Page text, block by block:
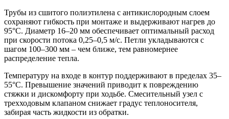
Трубы из сшитого полиэтилена с антикислородным слоем
сохраняют гибкость при монтаже и выдерживают нагрев до
95°C. Диаметр 16–20 мм обеспечивает оптимальный расход
при скорости потока 0,25–0,5 м/с. Петли укладываются с
шагом 100–300 мм – чем ближе, тем равномернее
распределение тепла.
Температуру на входе в контур поддерживают в пределах 35–
55°C. Превышение значений приводит к повреждению
стяжки и дискомфорту при ходьбе. Смесительный узел с
трехходовым клапаном снижает градус теплоносителя,
забирая часть жидкости из обратки.